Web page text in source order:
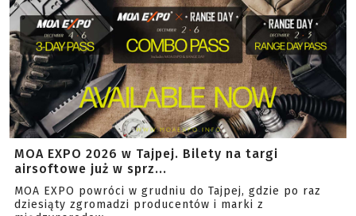
MOA EXPO 2026 w Tajpej. Bilety na targi
airsoftowe już w sprz...
MOA EXPO powróci w grudniu do Tajpej, gdzie po raz
dziesiąty zgromadzi producentów i marki z